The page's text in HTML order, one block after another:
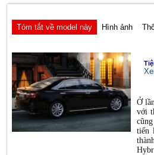
Tóm tắt về model này Hình ảnh
Ở
với
tiến